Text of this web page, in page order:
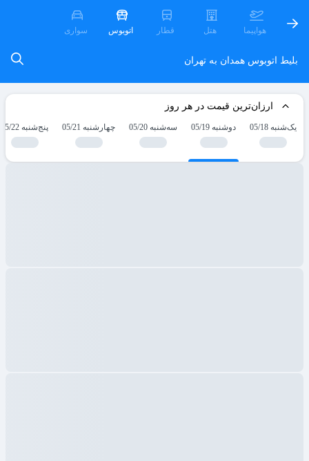
هواپیما هتل قطار اتوبوس سواری
بلیط اتوبوس همدان به تهران
ارزان‌ترین قیمت در هر روز
یک‌شنبه 05/18 دوشنبه 05/19 سه‌شنبه 05/20 چهارشنبه 05/21 پنج‌شنبه 05/22